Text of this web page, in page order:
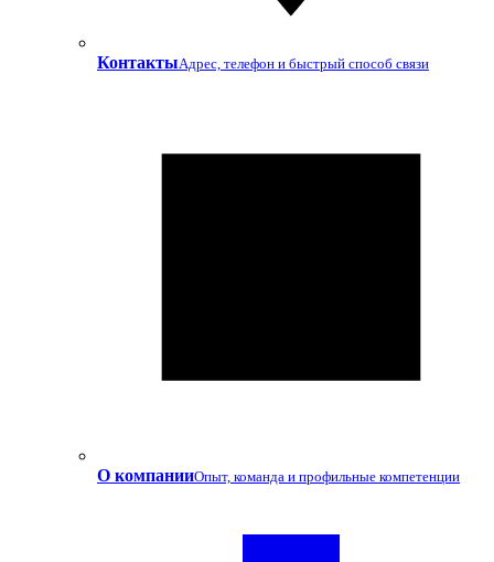
КонтактыАдрес, телефон и быстрый способ связи
О компанииОпыт, команда и профильные компетенции